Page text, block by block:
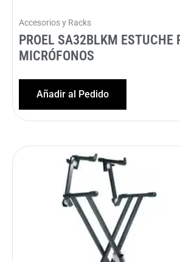
Accesorios y Racks
PROEL SA32BLKM ESTUCHE
MICRÓFONOS
Añadir al Pedido